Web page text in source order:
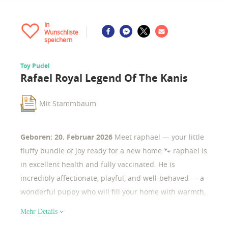
In
Wunschliste
speichern
Toy Pudel
Rafael Royal Legend Of The Kanis
Mit Stammbaum
Geboren: 20. Februar 2026 Meet raphael — your little
fluffy bundle of joy ready for a new home 🐾 raphael is
in excellent health and fully vaccinated. He is
incredibly affectionate, playful, and well-behaved — a
wonderful puppy who will fill your home with warmth,
Mehr Details